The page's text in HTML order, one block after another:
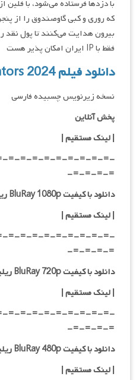
با دزدها فرستاده می‌شود، با فلین
که روری و کبی گاوصندوق را از
بیرون هدایت می‌کنند تا پول نقد
فقط با IP ایران امکان پذیر هست
دانلود فیلم The Instigators 2024
نسخه زیرنویس چسبیده فارسی
پخش آنلاین
| لینک مستقیم|
=-=-=-=-=-=-=-=-=-
=-=-=-=-
دانلود با کیفیت BluRay 1080p ریلیز F2M
|لینک مستقیم|
=-=-=-=-=-=-=-=-=-
=-=-=-=-
دانلود با کیفیت BluRay 720p ریلیز F2M
| لینک مستقیم|
=-=-=-=-=-=-=-=-=-
=-=-=-=-
دانلود با کیفیت BluRay 480p ریلیز F2M
| لینک مستقیم|